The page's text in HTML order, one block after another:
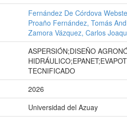
Fernández De Córdova
Proaño Fernández, Tomás
Zamora Vázquez, Carlos
ASPERSIÓN;DISEÑO
TECNIFICADO
2026
Universidad del Azuay